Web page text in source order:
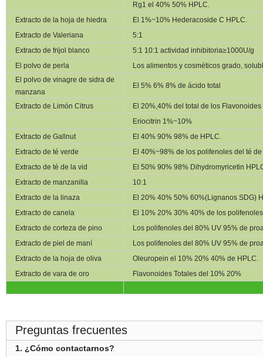
Rg1 el 40% 50% HPLC.
Extracto de la hoja de hiedra
El 1%~10% Hederacoside C HPLC.
Extracto de Valeriana
5:1
Extracto de frijol blanco
5:1 10:1 actividad inhibitoria≥1000U/g
El polvo de perla
Los alimentos y cosméticos grado,
El polvo de vinagre de sidra de
manzana
El 5% 6% 8% de ácido total
Extracto de Limón Citrus
El 20%,40% del total de los Flavonoides
Eriocitrin 1%~10%
Extracto de Gallnut
El 40% 90% 98% de HPLC.
Extracto de té verde
El 40%~98% de los polifenoles del té
Extracto de té de la vid
El 50% 90% 98% Dihydromyricetin
Extracto de manzanilla
10:1
Extracto de la linaza
El 20% 40% 50% 60%(Lignanos SDG)
Extracto de canela
El 10% 20% 30% 40% de los
Extracto de corteza de pino
Los polifenoles del 80% UV 95% de
Extracto de piel de maní
Los polifenoles del 80% UV 95% de
Extracto de la hoja de oliva
Oleuropein el 10% 20% 40% de HPLC.
Extracto de vara de oro
Flavonoides Totales del 10% 20%
Preguntas frecuentes
1. ¿Cómo contactarnos?